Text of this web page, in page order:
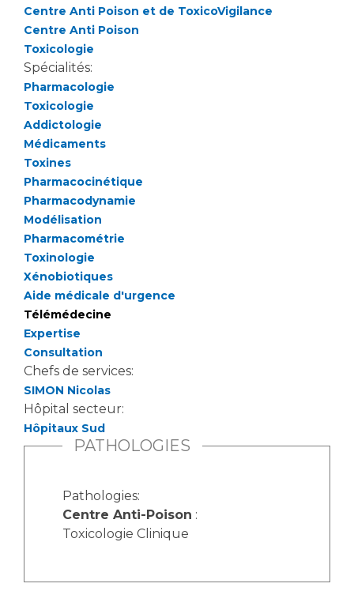
Protection des données
Sécurité
Les recherches en santé à l’AP-HM
Lieu de santé sans tabac
Centre Anti Poison et de ToxicoVigilance
Centre Anti Poison
Toxicologie
Spécialités:
Pharmacologie
Toxicologie
Addictologie
Médicaments
Toxines
Pharmacocinétique
Pharmacodynamie
Modélisation
Pharmacométrie
Toxinologie
Xénobiotiques
Aide médicale d'urgence
Télémédecine
Expertise
Consultation
Chefs de services:
SIMON Nicolas
Hôpital secteur:
Hôpitaux Sud
PATHOLOGIES
Pathologies:
Centre Anti-Poison :
Toxicologie Clinique